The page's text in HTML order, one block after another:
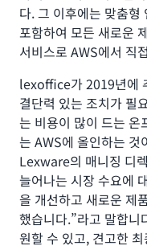
다. 그 이후에는 맞춤형
포함하여 모든 새로운
서비스로 AWS에서 직
lexoffice가 2019년에
결단력 있는 조치가 필
는 비용이 많이 드는 온
는 AWS에 올인하는 것
Lexware의 매니징 디
늘어나는 시장 수요에
을 개선하고 새로운 제
했습니다.”라고 말합니
원할 수 있고, 견고한